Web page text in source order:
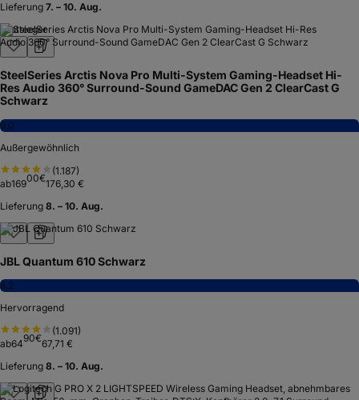
Lieferung 7. – 10. Aug.
Testsieger
SteelSeries Arctis Nova Pro Multi-System Gaming-Headset Hi-
Res Audio 360° Surround-Sound GameDAC Gen 2 ClearCast G
Schwarz
9,0
Außergewöhnlich
(1.187)
ab16900€176,30 €
Lieferung 8. – 10. Aug.
JBL Quantum 610 Schwarz
8,2
Hervorragend
(1.091)
ab6490€67,71 €
Lieferung 8. – 10. Aug.